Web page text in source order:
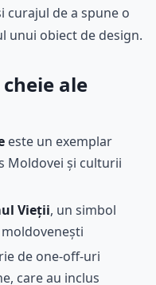
curajul de a spune o
unui obiect de design.
ale
este un exemplar
Moldovei și culturii
Vieții, un simbol
de one-off-uri
care au inclus